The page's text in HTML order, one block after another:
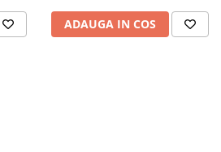
ADAUGA IN COS